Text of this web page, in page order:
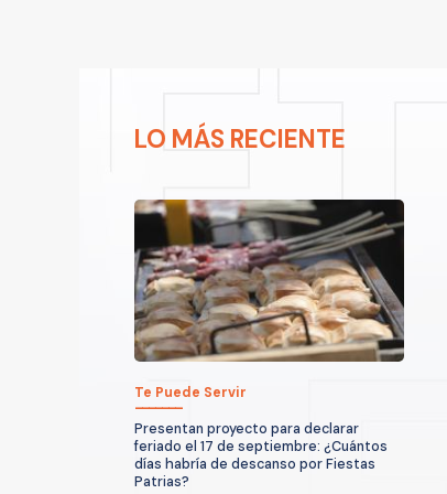
LO MÁS RECIENTE
Te Puede Servir
Presentan proyecto para declarar
feriado el 17 de septiembre: ¿Cuántos
días habría de descanso por Fiestas
Patrias?